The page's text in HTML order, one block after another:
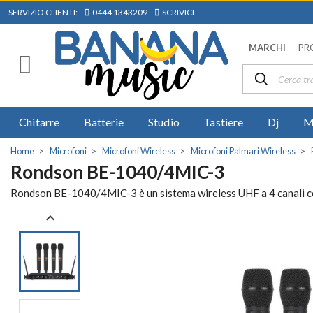
SERVIZIO CLIENTI: 0444 1343209 SCRIVICI
MARCHI
Chitarre Batterie Studio Tastiere Dj
Home Microfoni Microfoni Wireless Microfoni Palmari Wireless
Rondson BE-1040/4MIC-3
Rondson BE-1040/4MIC-3 è un sistema wireless UHF a 4
